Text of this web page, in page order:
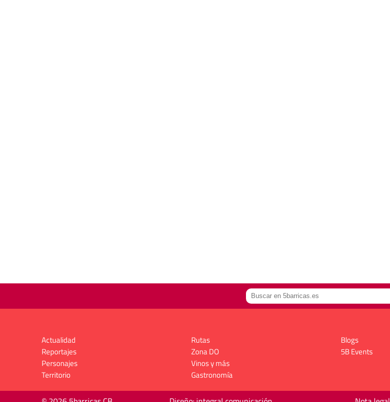
Actualidad
Reportajes
Personajes
Territorio
Rutas
Zona DO
Vinos y más
Gastronomía
Blogs
5B Events